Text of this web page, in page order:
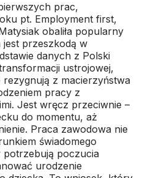
prac,
pt. Employment first,
obaliła popularny
przeszkodą w
danych z Polski
ustrojowej,
rezygnują z macierzyństwa
pracy z
Jest wręcz przeciwnie –
do momentu, aż
Praca zawodowa nie
świadomego
potrzebują poczucia
urodzenie